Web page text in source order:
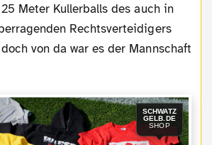
Meter Kullerballs des auch in
Rechtsverteidigers
von da war es der Mannschaft
SCHWATZ
GELB.DE
SHOP